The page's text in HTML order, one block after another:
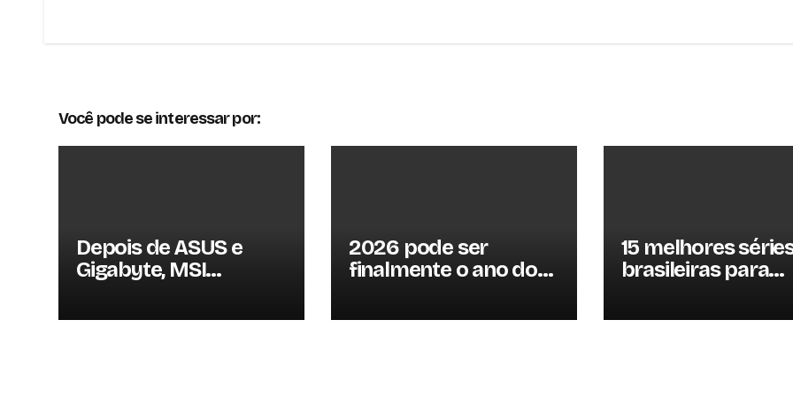
Você pode se interessar por:
Depois de ASUS e
Gigabyte, MSI
preços das GPUs em
2026 pode ser
finalmente o ano do
que essa previsão
15 melhores
brasileiras para